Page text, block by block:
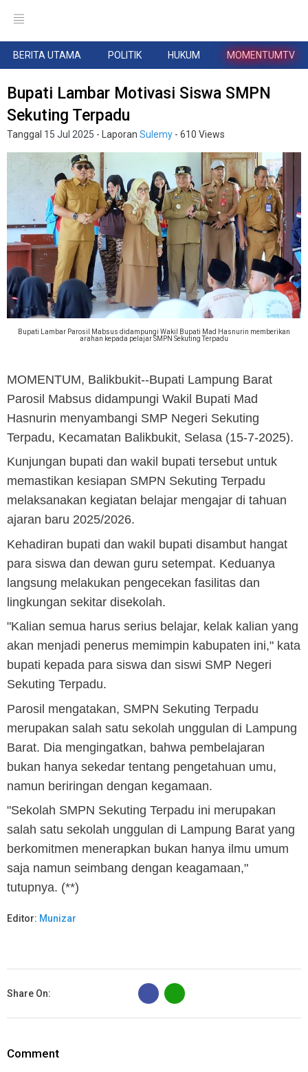
BERITA UTAMA POLITIK HUKUM MOMENTUMTV
Bupati Lambar Motivasi Siswa SMPN
Sekuting Terpadu
Tanggal 15 Jul 2025 - Laporan Sulemy - 610 Views
Bupati Lambar Parosil Mabsus didampungi Wakil Bupati Mad Hasnurin memberikan
arahan kepada pelajar SMPN Sekuting Terpadu
MOMENTUM, Balikbukit--Bupati Lampung Barat
Parosil Mabsus didampungi Wakil Bupati Mad
Hasnurin menyambangi SMP Negeri Sekuting
Terpadu, Kecamatan Balikbukit, Selasa (15-7-2025).
Kunjungan bupati dan wakil bupati tersebut untuk
memastikan kesiapan SMPN Sekuting Terpadu
melaksanakan kegiatan belajar mengajar di tahuan
ajaran baru 2025/2026.
Kehadiran bupati dan wakil bupati disambut hangat
para siswa dan dewan guru setempat. Keduanya
langsung melakukan pengecekan fasilitas dan
lingkungan sekitar disekolah.
"Kalian semua harus serius belajar, kelak kalian yang
akan menjadi penerus memimpin kabupaten ini," kata
bupati kepada para siswa dan siswi SMP Negeri
Sekuting Terpadu.
Parosil mengatakan, SMPN Sekuting Terpadu
merupakan salah satu sekolah unggulan di Lampung
Barat. Dia mengingatkan, bahwa pembelajaran
bukan hanya sekedar tentang pengetahuan umu,
namun beriringan dengan kegamaan.
"Sekolah SMPN Sekuting Terpadu ini merupakan
salah satu sekolah unggulan di Lampung Barat yang
berkomitmen menerapkan bukan hanya ilmu umum
saja namun seimbang dengan keagamaan,"
tutupnya. (**)
Editor: Munizar
Share On:
B
Comment